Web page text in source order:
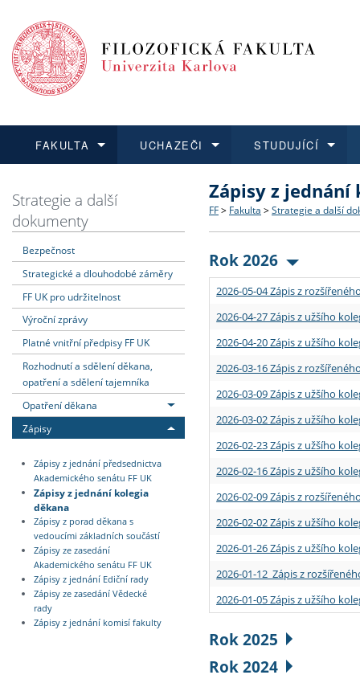
FAKULTA
Dozvědět se více
Struktura a historie
Strategie a další
Podpora a benefity pro
Absolventi fakulty
UCHAZEČI
Podat přihlášku
Co studovat a jak se
Učitelské studijní
Informace k průběhu
STUDUJÍCÍ
Dozvědět se více
Bakalářské a magisterské
Doktorské studium
Rigorózní řízení
Dozvědět se více
O vědě a výzkumu na FF
Akademické kvalifikace
Granty a projekty
Dozvědět se více
Aktuální nabídky a
Vyjíždějící studenti
Přijíždějící studenti
Vyjíždějící zaměstnanci
Strategie a další
dokumenty
Bezpečnost
Strategické a dlouhodobé záměry
FF UK pro udržitelnost
Výroční zprávy
Platné vnitřní předpisy FF UK
Rozhodnutí a sdělení děkana,
opatření a sdělení tajemníka
Opatření děkana
Zápisy
Zápisy z jednání předsednictva
Akademického senátu FF UK
Zápisy z jednání kolegia
děkana
Zápisy z porad děkana s
vedoucími základních součástí
Zápisy ze zasedání
Akademického senátu FF UK
Zápisy z jednání Ediční rady
Zápisy ze zasedání Vědecké
rady
Zápisy z jednání komisí fakulty
Zápisy z jednání
FF > Fakulta > Strategie a další
Rok 2026
2026-05-04 Zápis z
2026-04-27 Zápis z užšího
2026-04-20 Zápis z užšího
2026-03-16 Zápis z
2026-03-09 Zápis z užšího
2026-03-02 Zápis z užšího
2026-02-23 Zápis z užšího
2026-02-16 Zápis z užšího
2026-02-09 Zápis z
2026-02-02 Zápis z užšího
2026-01-26 Zápis z užšího
2026-01-12 Zápis z
2026-01-05 Zápis z užšího
Rok 2025
Rok 2024